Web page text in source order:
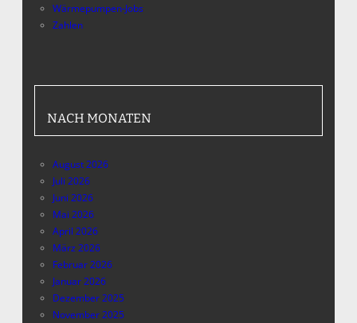
Wärmepumpen-Jobs
Zahlen
NACH MONATEN
August 2026
Juli 2026
Juni 2026
Mai 2026
April 2026
März 2026
Februar 2026
Januar 2026
Dezember 2025
November 2025